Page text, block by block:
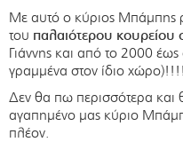
Με αυτό ο κύριος Μπάμπης
του παλαιότερου κουρείου
Γιάννης και από το 2000
γραμμένα στον ίδιο χώρο)!!!!
Δεν θα πω περισσότερα και
αγαπημένο μας κύριο
πλέον.